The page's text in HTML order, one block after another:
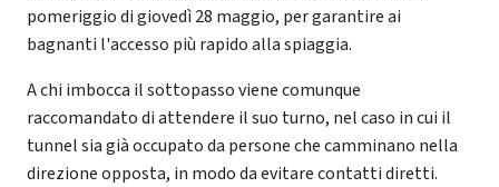
pomeriggio di giovedì 28 maggio, per garantire ai
bagnanti l'accesso più rapido alla spiaggia.
A chi imbocca il sottopasso viene comunque
raccomandato di attendere il suo turno, nel caso in cui il
tunnel sia già occupato da persone che camminano nella
direzione opposta, in modo da evitare contatti diretti.